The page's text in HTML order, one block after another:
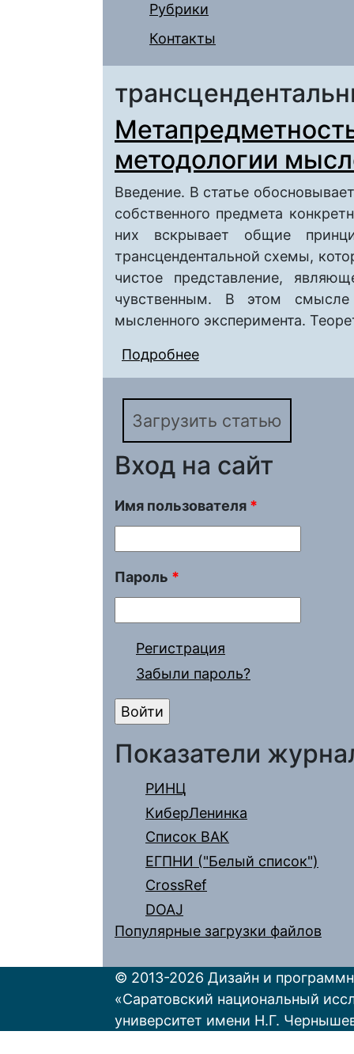
Рубрики
Контакты
методологии
Введение. В статье
собственного предмета
них вскрывает общие
трансцендентальной схемы,
чистое представление,
чувственным. В этом смысле
мысленного эксперимента.
Подробнее
эксперимента
Загрузить статью
Вход на сайт
Имя пользователя *
Пароль *
Регистрация
Забыли пароль?
Показатели
РИНЦ
КиберЛенинка
Список ВАК
ЕГПНИ ("Белый список")
CrossRef
DOAJ
Популярные загрузки файлов
© 2013-2026 Дизайн и
«Саратовский национальный
университет имени Н.Г.